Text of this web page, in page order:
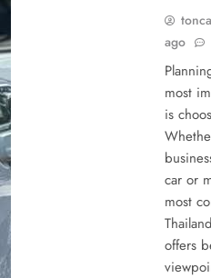
ago
most
is
car or
most
offers